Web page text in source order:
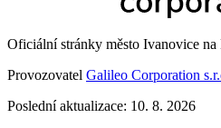
Oficiální stránky město Ivanovice
Provozovatel Galileo Corporation
Poslední aktualizace: 10. 8. 2026